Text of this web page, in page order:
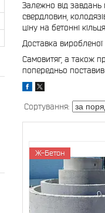
Залежно від завдань
свердловин,
ціну на бетонні
Доставка виробленої
Самовитяг, а також
попередньо
Ж-Бетон